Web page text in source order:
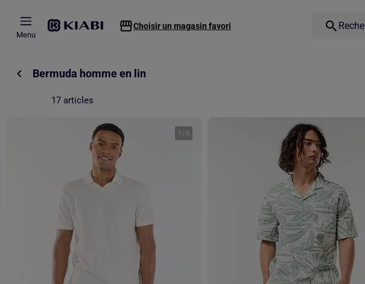
Menu
Choisir un magasin favori
Bermuda homme en lin
17 articles
1 / 6